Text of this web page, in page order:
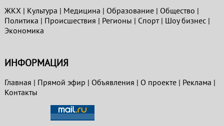
ЖКХ| Культура | Медицина | Образование| Общество |
Политика | Проиcшествия | Регионы | Спорт| Шоу бизнес|
Экономика
ИНФОРМАЦИЯ
Главная | Прямой эфир | Объявления | О проекте| Реклама |
Контакты